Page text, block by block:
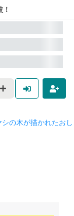
シの木が描かれたおし